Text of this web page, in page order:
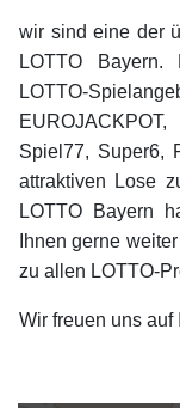
wir sind eine der
LOTTO
LOTTO-
Spiel77, Super6,
attraktiven Lose
LOTTO Bayern
Ihnen gerne
zu allen LOTTO-
Wir freuen uns auf